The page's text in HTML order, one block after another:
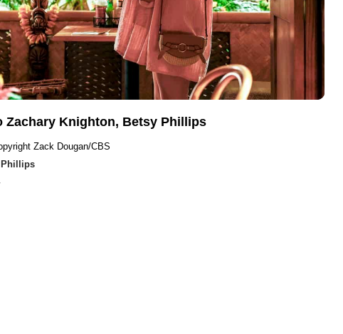
Zachary Knighton, Betsy Phillips
Zack Dougan/CBS
Phillips